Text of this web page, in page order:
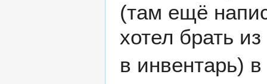
(там ещё
хотел брать
в инвентарь)